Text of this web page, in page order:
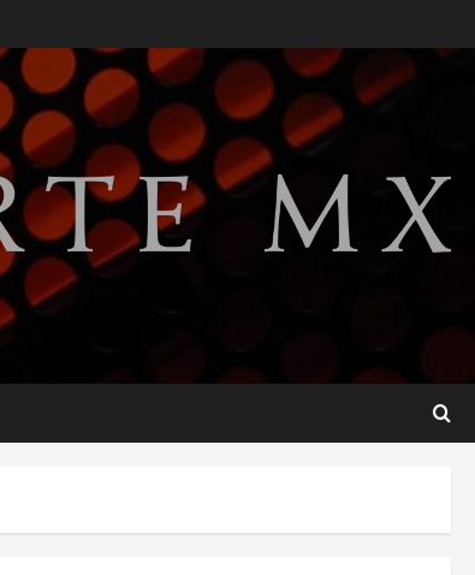
2
tras autolesionarse en vivo
por TikTok en Miami
agosto 6, 2026
3
Deportes Nacional
Aficionado encara a Mikel
Arriola en vuelo y exige
regreso del ascenso
agosto 6, 2026
nuevo hospital en
agosto 6, 2026
colonias de Tijuana